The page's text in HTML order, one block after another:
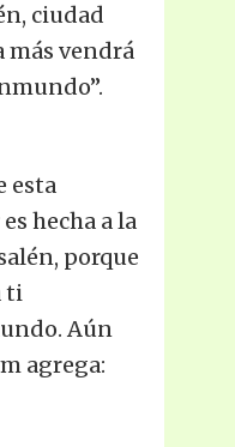
ciudad
más vendrá
esta
hecha a la
porque
ti
Aún
agrega: